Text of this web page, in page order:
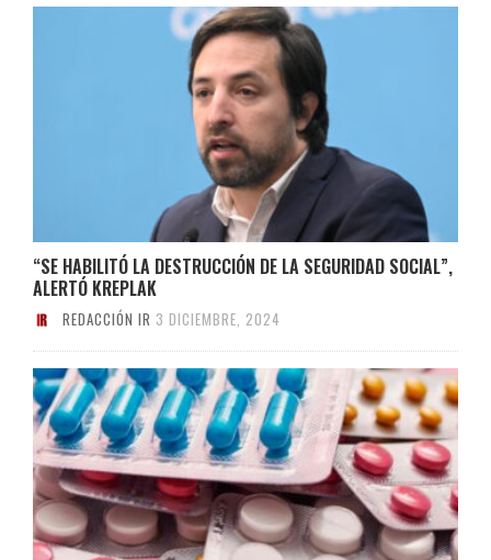
“SE HABILITÓ LA DESTRUCCIÓN DE LA SEGURIDAD SOCIAL”,
ALERTÓ KREPLAK
REDACCIÓN IR 3 DICIEMBRE, 2024